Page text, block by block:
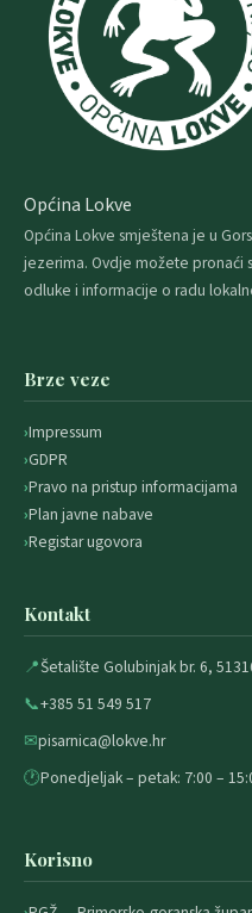
Općina Lokve
Općina Lokve smještena je u
jezerima. Ovdje možete pronaći
odluke i informacije o radu
Brze veze
Impressum
GDPR
Pravo na pristup informacijama
Plan javne nabave
Registar ugovora
Kontakt
📍Šetalište Golubinjak br. 6,
📞+385 51 549 517
✉pisarnica@lokve.hr
🕐Ponedjeljak – petak: 7:00 –
Korisno